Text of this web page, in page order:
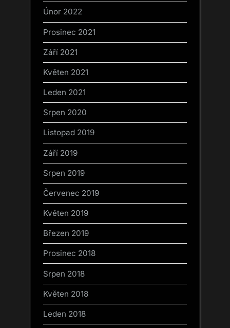
Únor 2022
Prosinec 2021
Září 2021
Květen 2021
Leden 2021
Srpen 2020
Listopad 2019
Září 2019
Srpen 2019
Červenec 2019
Květen 2019
Březen 2019
Prosinec 2018
Srpen 2018
Květen 2018
Leden 2018